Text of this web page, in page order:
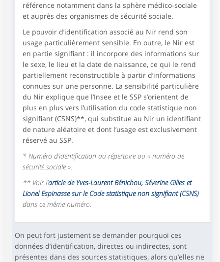
référence notamment dans la sphère médico-sociale
et auprès des organismes de sécurité sociale.
Le pouvoir d’identification associé au Nir rend son
usage particulièrement sensible. En outre, le Nir est
en partie signifiant : il incorpore des informations sur
le sexe, le lieu et la date de naissance, ce qui le rend
partiellement reconstructible à partir d’informations
connues sur une personne. La sensibilité particulière
du Nir explique que l’Insee et le SSP s’orientent de
plus en plus vers l’utilisation du code statistique non
signifiant (CSNS)**, qui substitue au Nir un identifiant
de nature aléatoire et dont l’usage est exclusivement
réservé au SSP.
* Numéro d’identification au répertoire ou « numéro de
sécurité sociale ».
** Voir l’article de Yves-Laurent Bénichou, Séverine Gilles et
Lionel Espinasse sur le Code statistique non signifiant (CSNS)
dans ce même numéro.
On peut fort justement se demander pourquoi ces
données d’identification, directes ou indirectes, sont
présentes dans des sources statistiques, alors qu’elles ne